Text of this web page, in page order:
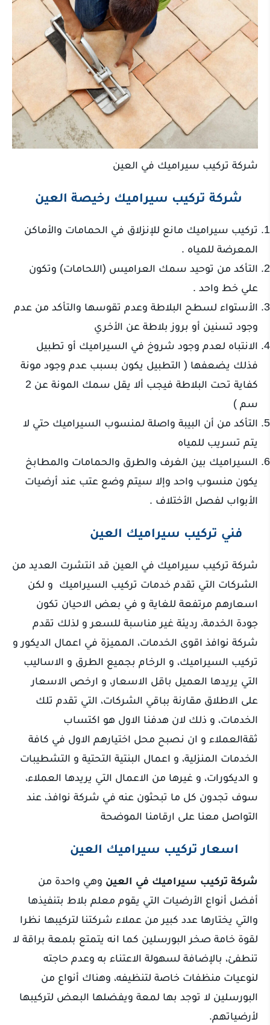
شركة تركيب سيراميك في العين
شركة تركيب سيراميك رخيصة العين
تركيب سيراميك مانع للإنزلاق في الحمامات والأماكن
المعرضة للمياه .
التأكد من توحيد سمك العراميس (اللحامات) وتكون
علي خط واحد .
الأستواء لسطح البلاطة وعدم تقوسها والتأكد من عدم
وجود تسنين أو بروز بلاطة عن الأخري
الانتباه لعدم وجود شروخ في السيراميك أو تطبيل
فذلك يضعفها ( التطبيل يكون بسبب عدم وجود مونة
كفاية تحت البلاطة فيجب ألا يقل سمك المونة عن 2
سم )
التأكد من أن البيبة واصلة لمنسوب السيراميك حتي لا
يتم تسريب للمياه
السيراميك بين الغرف والطرق والحمامات والمطابخ
يكون منسوب واحد وإلا سيتم وضع عتب عند أرضيات
الأبواب لفصل الأختلاف .
فني تركيب سيراميك العين
شركة تركيب سيراميك في العين قد انتشرت العديد من
الشركات التي تقدم خدمات تركيب السيراميك و لكن
اسعارهم مرتفعة للغاية و في بعض الاحيان تكون
جودة الخدمة، رديئة غير مناسبة للسعر و لذلك تقدم
شركة نوافذ اقوى الخدمات، المميزة في اعمال الديكور و
تركيب السيراميك، و الرخام بجميع الطرق و الاساليب
التي يريدها العميل باقل الاسعار، و ارخص الاسعار
على الاطلاق مقارنة بباقي الشركات، التي تقدم تلك
الخدمات، و ذلك لان هدفنا الاول هو اكتساب
ثقةالعملاء و ان نصبح محل اختيارهم الاول في كافة
الخدمات المنزلية، و اعمال البنتية التحتية و التشطيبات
و الديكورات، و غيرها من الاعمال التي يريدها العملاء،
سوف تجدون كل ما تبحثون عنه في شركة نوافذ، عند
التواصل معنا على ارقامنا الموضحة
اسعار تركيب سيراميك العين
شركة تركيب سيراميك في العين وهي واحدة من
أفضل أنواع الأرضيات التي يقوم معلم بلاط بتنفيذها
والتي يختارها عدد كبير من عملاء شركتنا لتركيبها نظرا
لقوة خامة صخر البورسلين كما انه يتمتع بلمعة براقة لا
تنطفئ، بالإضافة لسهولة الاعتناء به وعدم حاجته
لنوعيات منظفات خاصة لتنظيفه، وهناك أنواع من
البورسلين لا توجد بها لمعة ويفضلها البعض لتركيبها
لأرضياتهم.